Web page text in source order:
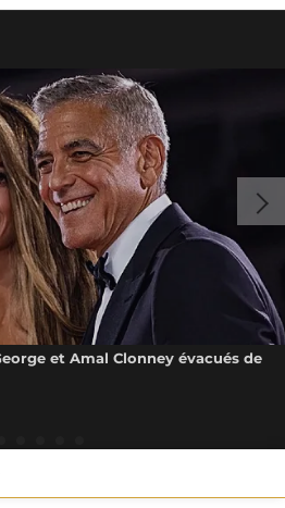
et Amal Clonney évacués de